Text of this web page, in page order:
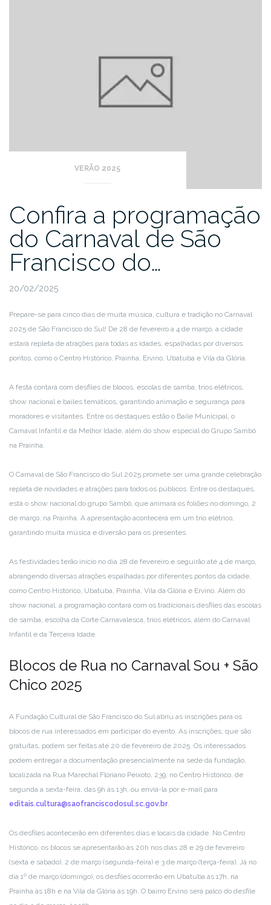
VERÃO 2025
Confira a programação
do Carnaval de São
Francisco do…
20/02/2025
Prepare-se para cinco dias de muita música, cultura e tradição no Carnaval
2025 de São Francisco do Sul! De 28 de fevereiro a 4 de março, a cidade
estará repleta de atrações para todas as idades, espalhadas por diversos
pontos, como o Centro Histórico, Prainha, Ervino, Ubatuba e Vila da Glória.
A festa contará com desfiles de blocos, escolas de samba, trios elétricos,
show nacional e bailes temáticos, garantindo animação e segurança para
moradores e visitantes. Entre os destaques estão o Baile Municipal, o
Carnaval Infantil e da Melhor Idade, além do show especial do Grupo Sambô
na Prainha.
O Carnaval de São Francisco do Sul 2025 promete ser uma grande celebração
repleta de novidades e atrações para todos os públicos. Entre os destaques,
está o show nacional do grupo Sambô, que animará os foliões no domingo, 2
de março, na Prainha. A apresentação acontecerá em um trio elétrico,
garantindo muita música e diversão para os presentes.
As festividades terão início no dia 28 de fevereiro e seguirão até 4 de março,
abrangendo diversas atrações espalhadas por diferentes pontos da cidade,
como Centro Histórico, Ubatuba, Prainha, Vila da Glória e Ervino. Além do
show nacional, a programação contará com os tradicionais desfiles das escolas
de samba, escolha da Corte Carnavalesca, trios elétricos, além do Carnaval
Infantil e da Terceira Idade.
Blocos de Rua no Carnaval Sou + São
Chico 2025
A Fundação Cultural de São Francisco do Sul abriu as inscrições para os
blocos de rua interessados em participar do evento. As inscrições, que são
gratuitas, podem ser feitas até 20 de fevereiro de 2025. Os interessados
podem entregar a documentação presencialmente na sede da fundação,
localizada na Rua Marechal Floriano Peixoto, 239, no Centro Histórico, de
segunda a sexta-feira, das 9h às 13h, ou enviá-la por e-mail para
editais.cultura@saofranciscodosul.sc.gov.br.
Os desfiles acontecerão em diferentes dias e locais da cidade. No Centro
Histórico, os blocos se apresentarão às 20h nos dias 28 e 29 de fevereiro
(sexta e sábado), 2 de março (segunda-feira) e 3 de março (terça-feira). Já no
dia 1º de março (domingo), os desfiles ocorrerão em Ubatuba às 17h, na
Prainha às 18h e na Vila da Glória às 19h. O bairro Ervino será palco do desfile